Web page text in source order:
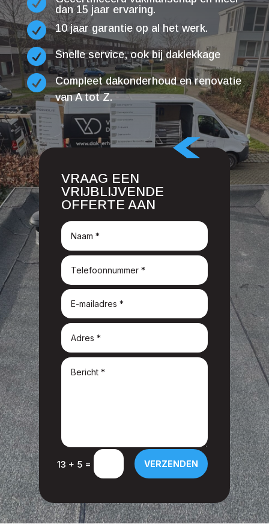
dan 15 jaar ervaring.
 10 jaar garantie op al het werk.
 Snelle service, ook bij daklekkage

Compleet dakonderhoud en renovatie
van A tot Z.
VRAAG EEN
VRIJBLIJVENDE
OFFERTE AAN
13 + 5 = VERZENDEN